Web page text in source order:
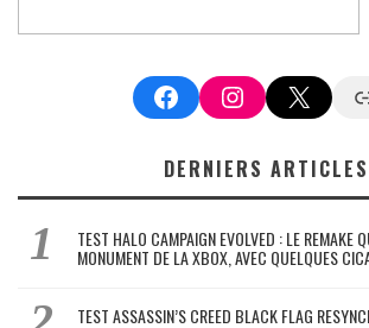
FacebookInstagram
X
DERNIERS ARTICLES
TEST HALO CAMPAIGN EVOLVED : LE REMAKE
MONUMENT DE LA XBOX, AVEC QUELQUES
TEST ASSASSIN’S CREED BLACK FLAG